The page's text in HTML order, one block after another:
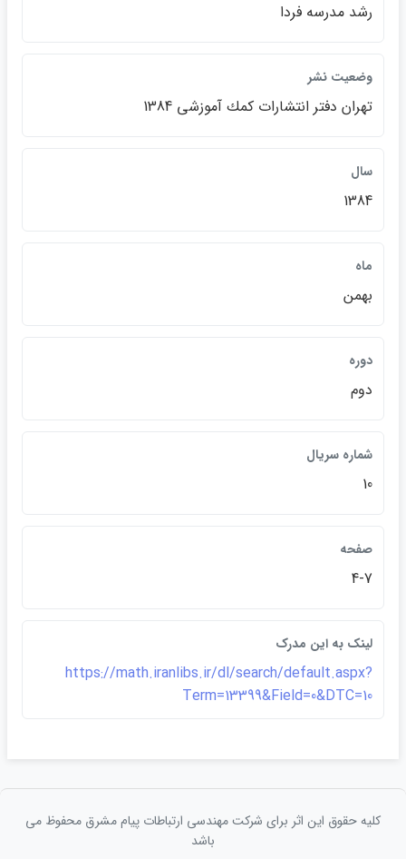
رشد مدرسه فردا
وضعيت نشر
تهران دفتر انتشارات كمك آموزشي 1384
سال
1384
ماه
بهمن
دوره
دوم
شماره سريال
10
صفحه
4-7
لينک به اين مدرک
https://math.iranlibs.ir/dl/search/default.aspx?
Term=13399&Field=0&DTC=10
کلیه حقوق این اثر برای شرکت مهندسی ارتباطات پيام مشرق محفوظ می
باشد